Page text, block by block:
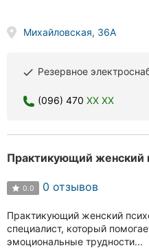
Михайловская, 36А
done Резервное
(096) 470 XX XX
Практикующий женский
0.0 0 отзывов
Практикующий женский
специалист, который
эмоциональные трудности...